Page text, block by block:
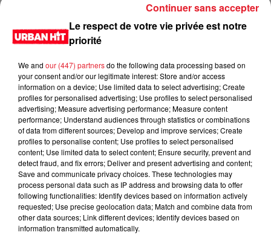
LES DERNIÈRES NEWS Voir plus
Jay-Z se bat contre la grand-mère
d'un homme prétendant être son fils
Cassie met fin à une ex-escorte
masculine dans sa bataille...
Le respect de votre vie privée est notre
priorité
We and our (447) partnersdo the following data processing based on
your consent and/or our legitimate interest: Store and/or access
information on a device; Use limited data to select advertising; Create
profiles for personalised advertising; Use profiles to select personalised
advertising; Measure advertising performance; Measure content
performance; Understand audiences through statistics or combinations
of data from different sources; Develop and improve services; Create
profiles to personalise content; Use profiles to select personalised
content; Use limited data to select content; Ensure security, prevent and
detect fraud, and fix errors; Deliver and present advertising and content;
Save and communicate privacy choices. These technologies may
process personal data such as IP address and browsing data to offer
following functionalities: Identify devices based on information actively
requested; Use precise geolocation data; Match and combine data from
other data sources; Link different devices; Identify devices based on
information transmitted automatically.
Continuer sans accepter